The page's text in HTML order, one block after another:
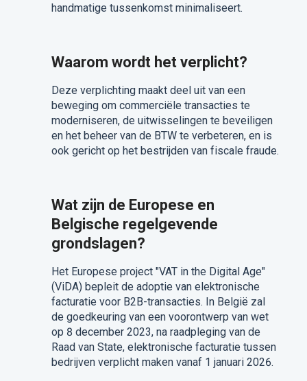
handmatige tussenkomst minimaliseert.
Waarom wordt het verplicht?
Deze verplichting maakt deel uit van een
beweging om commerciële transacties te
moderniseren, de uitwisselingen te beveiligen
en het beheer van de BTW te verbeteren, en is
ook gericht op het bestrijden van fiscale fraude.
Wat zijn de Europese en
Belgische regelgevende
grondslagen?
Het Europese project "VAT in the Digital Age"
(ViDA) bepleit de adoptie van elektronische
facturatie voor B2B-transacties. In België zal
de goedkeuring van een voorontwerp van wet
op 8 december 2023, na raadpleging van de
Raad van State, elektronische facturatie tussen
bedrijven verplicht maken vanaf 1 januari 2026.